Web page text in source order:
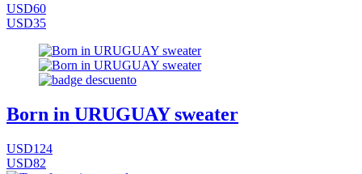
USD60
USD35
Born in URUGUAY sweater
USD124
USD82